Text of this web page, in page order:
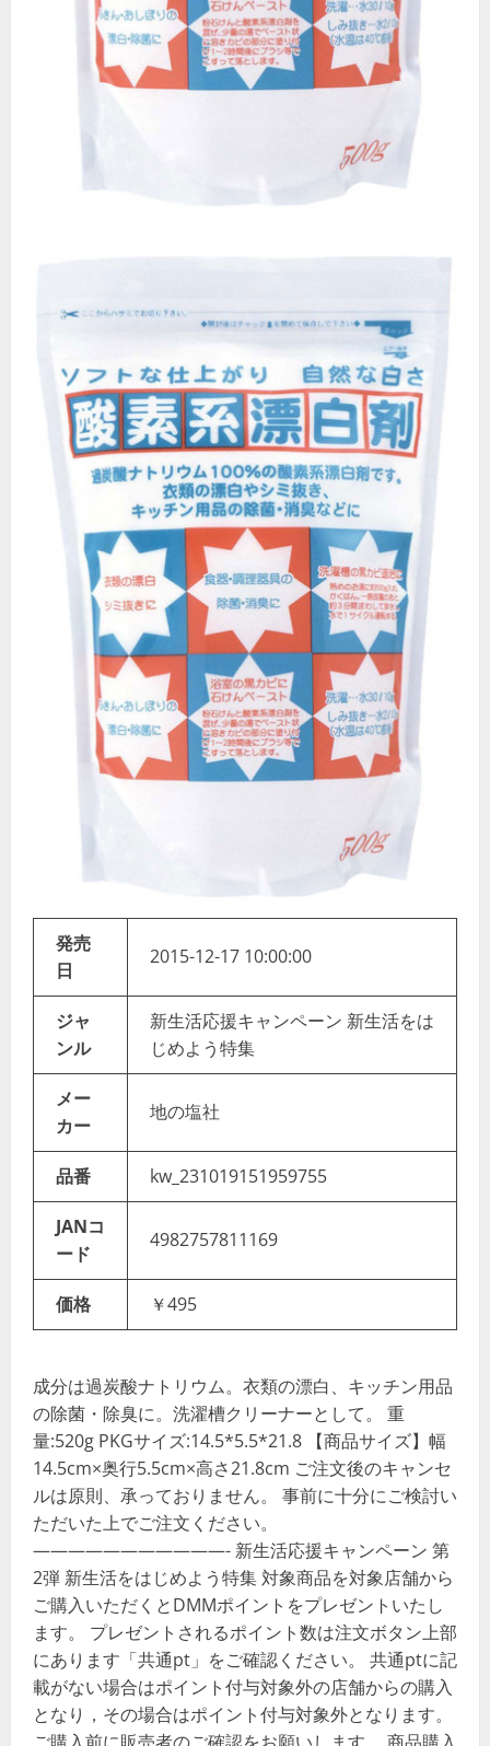
発売
日
2015-12-17 10:00:00
ジャ
ンル
新生活応援キャンペーン 新生活をは
じめよう特集
メー
カー
地の塩社
品番 kw_231019151959755
JANコ
ード
4982757811169
価格 ￥495
成分は過炭酸ナトリウム。衣類の漂白、キッチン用品
の除菌・除臭に。洗濯槽クリーナーとして。 重
量:520g PKGサイズ:14.5*5.5*21.8 【商品サイズ】幅
14.5cm×奥行5.5cm×高さ21.8cm ご注文後のキャンセ
ルは原則、承っておりません。 事前に十分にご検討い
ただいた上でご注文ください。
———————————- 新生活応援キャンペーン 第
2弾 新生活をはじめよう特集 対象商品を対象店舗から
ご購入いただくとDMMポイントをプレゼントいたし
ます。 プレゼントされるポイント数は注文ボタン上部
にあります「共通pt」をご確認ください。 共通ptに記
載がない場合はポイント付与対象外の店舗からの購入
となり，その場合はポイント付与対象外となります。